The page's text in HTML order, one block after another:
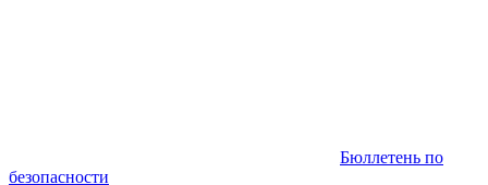
Бюллетень по
безопасности